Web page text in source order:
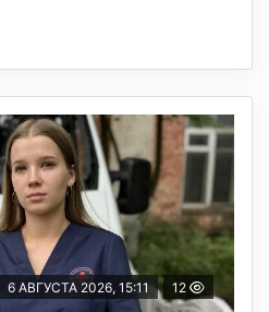
6 АВГУСТА 2026, 15:11 12